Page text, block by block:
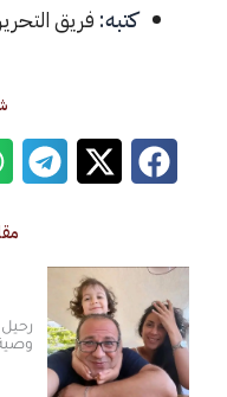
فريق التحرير
شارك المنشور
مقالات ذات
رحيل الشاعر
وصية منفى لم